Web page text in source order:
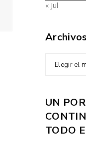
« Jul
Archivos
Elegir el
UN
TODO